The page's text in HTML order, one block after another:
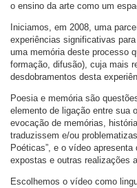
o ensino da arte como um
Iniciamos, em 2008, uma
experiências significativas
uma memória deste processo
formação, difusão), cuja mais
desdobramentos desta
Poesia e memória são
elemento de ligação entre sua
evocação de memórias,
traduzissem e/ou
Poéticas”, e o vídeo
expostas e outras realizações
Escolhemos o vídeo como